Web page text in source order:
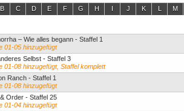
B C D E F G H I J K L M
– Wie alles begann - Staffel 1
01-05 hinzugefügt
Selbst - Staffel 3
01-08 hinzugefügt, Staffel komplett
Ranch - Staffel 1
01-08 hinzugefügt
Order - Staffel 25
01-04 hinzugefügt